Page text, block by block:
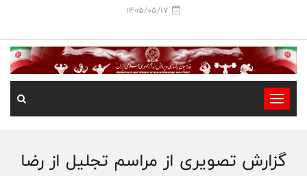
1405/05/17
-
-
-
گزارش تصویری از مراسم تجلیل از رضا